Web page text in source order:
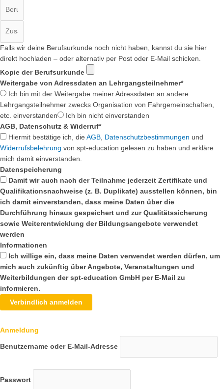
Falls wir deine Berufsurkunde noch nicht haben, kannst du sie hier
direkt hochladen – oder alternativ per Post oder E-Mail schicken.
Kopie der Berufsurkunde
Weitergabe von Adressdaten an Lehrgangsteilnehmer*
Ich bin mit der Weitergabe meiner Adressdaten an andere
Lehrgangsteilnehmer zwecks Organisation von Fahrgemeinschaften,
etc. einverstanden
Ich bin nicht einverstanden
AGB, Datenschutz & Widerruf*
Hiermit bestätige ich, die AGB Datenschutzbestimmungen und
Widerrufsbelehrung von spt-education gelesen zu haben und erkläre
mich damit einverstanden.
Datenspeicherung
Damit wir auch nach der Teilnahme jederzeit Zertifikate und
Qualifikationsnachweise (z. B. Duplikate) ausstellen können, bin
ich damit einverstanden, dass meine Daten über die
Durchführung hinaus gespeichert und zur Qualitätssicherung
sowie Weiterentwicklung der Bildungsangebote verwendet
werden
Informationen
Ich willige ein, dass meine Daten verwendet werden dürfen, um
mich auch zukünftig über Angebote, Veranstaltungen und
Weiterbildungen der spt-education GmbH per E-Mail zu
informieren.
Verbindlich anmelden
Anmeldung
Benutzername oder E-Mail-Adresse
Passwort